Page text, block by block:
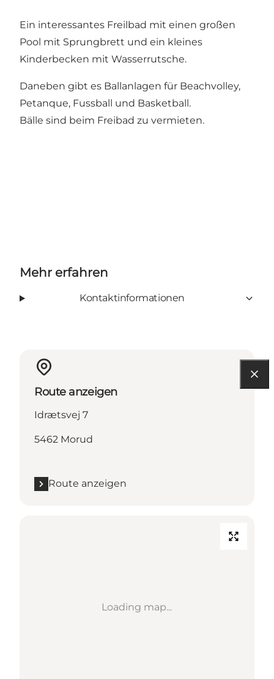
Ein interessantes Freilbad mit einen großen
Pool mit Sprungbrett und ein kleines
Kinderbecken mit Wasserrutsche.
Daneben gibt es Ballanlagen für Beachvolley,
Petanque, Fussball und Basketball.
Bälle sind beim Freibad zu vermieten.
Mehr erfahren
Kontaktinformationen
Route anzeigen
Idrætsvej 7
5462 Morud
Route anzeigen
Loading map...